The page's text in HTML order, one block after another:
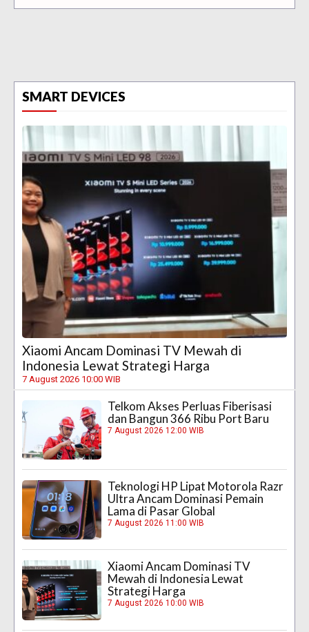
SMART DEVICES
Xiaomi Ancam Dominasi TV Mewah di
Indonesia Lewat Strategi Harga
7 August 2026 10:00 WIB
Telkom Akses Perluas Fiberisasi
dan Bangun 366 Ribu Port Baru
7 August 2026 12:00 WIB
Teknologi HP Lipat Motorola Razr
Ultra Ancam Dominasi Pemain
Lama di Pasar Global
7 August 2026 11:00 WIB
Xiaomi Ancam Dominasi TV
Mewah di Indonesia Lewat
Strategi Harga
7 August 2026 10:00 WIB